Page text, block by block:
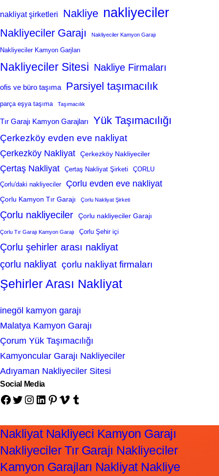
nakliyat şirketleri Nakliye nakliyeciler
Nakliyeciler Garajı Nakliyeciler Kamyon Garajı
Nakliyeciler Kamyon Garjları
Nakliyeciler Sitesi Nakliye Firmaları
ofis ve büro taşıma Parsiyel taşımacılık
parça eşya taşıma Taşımacılık
Tır Garajı Kamyon Garajları Yük Taşımacılığı
Çerkezköy evden eve nakliyat
Çerkezköy Nakliyat Çerkezköy Nakliyeciler
Çertaş Nakliyat Çertaş Nakliyat Şirketi ÇORLU
Çorlu'daki nakliyeciler Çorlu evden eve nakliyat
Çorlu Kamyon Tır Garajı Çorlu Nakliyat Şirketi
Çorlu nakliyeciler Çorlu nakliyeciler Garajı
Çorlu Tır Garajı Kamyon Garajı Çorlu Şehir içi
Çorlu şehirler arası nakliyat
çorlu nakliyat çorlu nakliyat firmaları
Şehirler Arası Nakliyat
inegöl kamyon garajı
Malatya Kamyon Garajı
Çorum Yük Taşımacılığı
Kamyoncular Garajı Nakliyeciler
Adıyaman Nakliyeciler Sitesi
Social Media
Facebook Twitter Instagram LinkedIn Pinterest Vimeo Tumblr
Nakliyat Nakliyeci Kamyon Garajı
Nakliyeciler Tır Garajı Nakliyeciler
Kamyon Garajları Nakliyat Nakliye